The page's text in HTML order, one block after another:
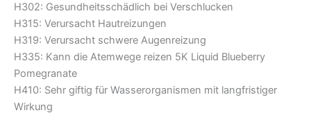
H302: Gesundheitsschädlich bei Verschlucken
H315: Verursacht Hautreizungen
H319: Verursacht schwere Augenreizung
H335: Kann die Atemwege reizen 5K Liquid Blueberry
Pomegranate
H410: Sehr giftig für Wasserorganismen mit langfristiger
Wirkung